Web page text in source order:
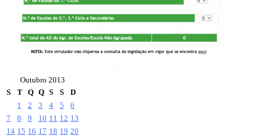
Outubro 2013
S
T Q Q S S
D
1
2 3 4 5
6
7
8 9 10 11 12 13
14 15 16 17 18 19 20